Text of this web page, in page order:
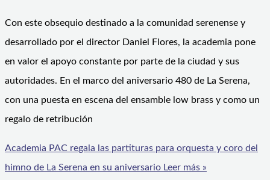
Con este obsequio destinado a la comunidad serenense y
desarrollado por el director Daniel Flores, la academia pone
en valor el apoyo constante por parte de la ciudad y sus
autoridades. En el marco del aniversario 480 de La Serena,
con una puesta en escena del ensamble low brass y como un
regalo de retribución
Academia PAC regala las partituras para orquesta y coro del
himno de La Serena en su aniversario Leer más »